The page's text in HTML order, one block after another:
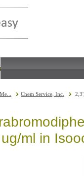
Chem Service, Inc.
ml in